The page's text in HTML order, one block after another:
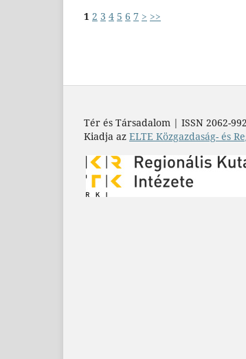
1 2 3 4 5 6 7 > >>
Tér és Társadalom | ISSN 2062-
Kiadja az ELTE Közgazdaság- és